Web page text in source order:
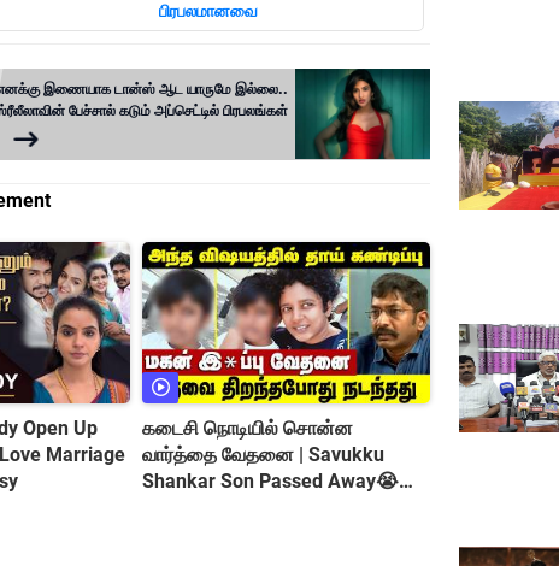
பிரபலமானவை
இணையாக டான்ஸ் ஆட யாருமே இல்லை..
பேச்சால் கடும் அப்செட்டில் பிரபலங்கள்
Open Up
கடைசி நொடியில் சொன்ன
வார்த்தை வேதனை | Savukku
Shankar Son Passed Away😭